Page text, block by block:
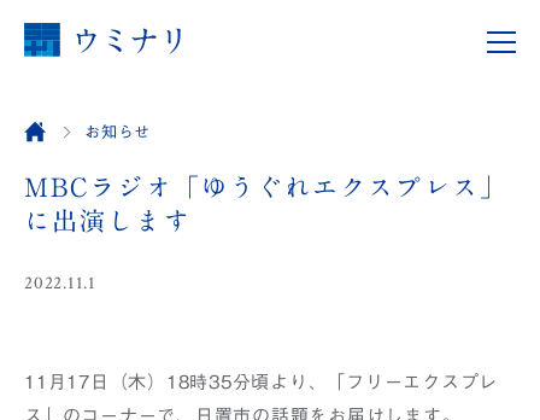
お知らせ
MBCラジオ「ゆうぐれエクスプレス」
に出演します
2022.11.1
11月17日（木）18時35分頃より、「フリーエクスプレ
ス」のコーナーで、日置市の話題をお届けします。